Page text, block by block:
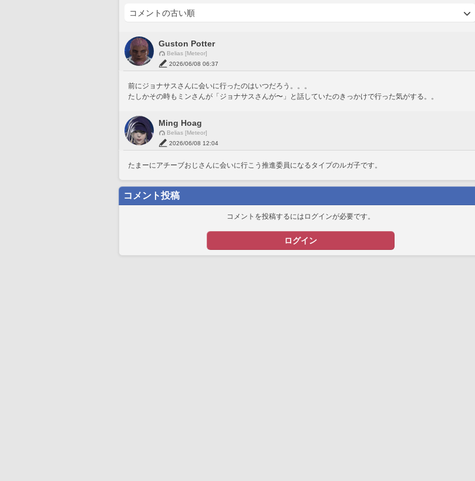
Guston Potter
Belias [Meteor]
2026/06/08 06:37
前にジョナサスさんに会いに行ったのはいつだろう。。。
たしかその時もミンさんが「ジョナサスさんが〜」と話していたのきっかけで行った気がする。。
Ming Hoag
Belias [Meteor]
2026/06/08 12:04
たまーにアチーブおじさんに会いに行こう推進委員になるタイプのルガ子です。
コメント投稿
コメントを投稿するにはログインが必要です。
ログイン